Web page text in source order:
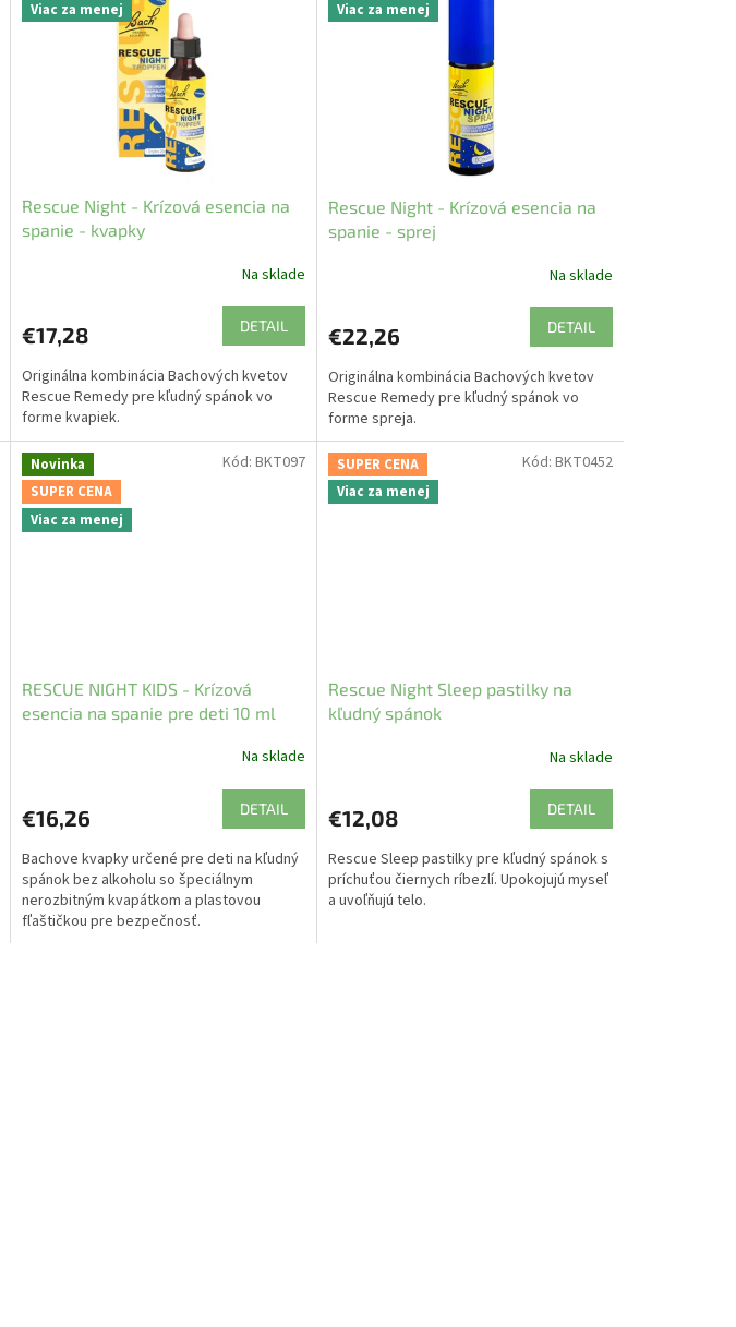
Viac za menej
Rescue Night - Krízová esencia na
spanie - kvapky
Na sklade
€17,28 DETAIL
Originálna kombinácia Bachových kvetov
Rescue Remedy pre kľudný spánok vo
forme kvapiek.
Viac za menej
Rescue Night - Krízová esencia na
spanie - sprej
Na sklade
€22,26 DETAIL
Originálna kombinácia Bachových kvetov
Rescue Remedy pre kľudný spánok vo
forme spreja.
Novinka
SUPER CENA
Viac za menej
RESCUE NIGHT KIDS - Krízová
esencia na spanie pre deti 10 ml
Na sklade
€16,26 DETAIL
Bachove kvapky určené pre deti na kľudný
spánok bez alkoholu so špeciálnym
nerozbitným kvapátkom a plastovou
fľaštičkou pre bezpečnosť.
Kód: BKT097
SUPER CENA
Viac za menej
Rescue Night Sleep pastilky na
kľudný spánok
Na sklade
€12,08 DETAIL
Rescue Sleep pastilky pre kľudný spánok s
príchuťou čiernych ríbezlí. Upokojujú myseľ
a uvoľňujú telo.
Kód: BKT0452